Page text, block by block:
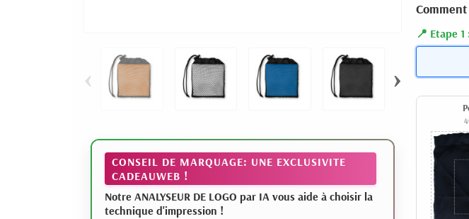
‹ ›
CONSEIL DE MARQUAGE: UNE EXCLUSIVITE
CADEAUWEB !
Notre ANALYSEUR DE LOGO par IA vous aide à choisir la
technique d'impression !
Etape